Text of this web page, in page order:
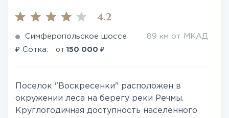
4.2
Симферопольское шоссе 89 км от МКАД
₽ Сотка: от 150 000 ₽
Поселок "Воскресенки" расположен в
окружении леса на берегу реки Речмы.
Круглогодичная доступность населенного